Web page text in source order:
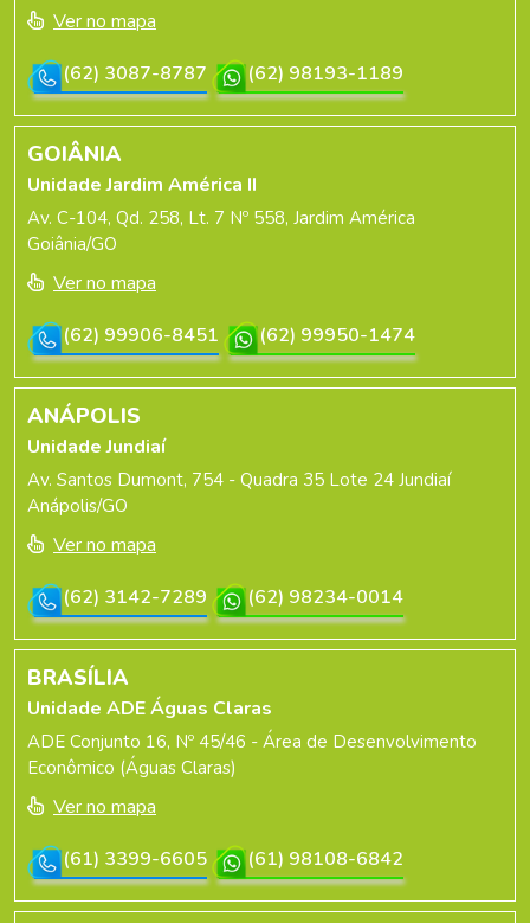
Ver no mapa
(62) 3087-8787
(62) 98193-1189
GOIÂNIA
Unidade Jardim América II
Av. C-104, Qd. 258, Lt. 7 Nº 558, Jardim América
Goiânia/GO
Ver no mapa
(62) 99906-8451
(62) 99950-1474
ANÁPOLIS
Unidade Jundiaí
Av. Santos Dumont, 754 - Quadra 35 Lote 24 Jundiaí
Anápolis/GO
Ver no mapa
(62) 3142-7289
(62) 98234-0014
BRASÍLIA
Unidade ADE Águas Claras
ADE Conjunto 16, Nº 45/46 - Área de Desenvolvimento
Econômico (Águas Claras)
Ver no mapa
(61) 3399-6605
(61) 98108-6842